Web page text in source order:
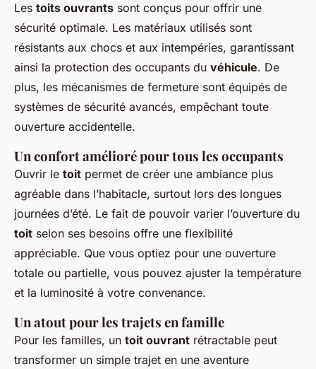
Les toits ouvrants sont conçus pour offrir une
sécurité optimale. Les matériaux utilisés sont
résistants aux chocs et aux intempéries, garantissant
ainsi la protection des occupants du véhicule. De
plus, les mécanismes de fermeture sont équipés de
systèmes de sécurité avancés, empêchant toute
ouverture accidentelle.
Un confort amélioré pour tous les occupants
Ouvrir le toit permet de créer une ambiance plus
agréable dans l’habitacle, surtout lors des longues
journées d’été. Le fait de pouvoir varier l’ouverture du
toit selon ses besoins offre une flexibilité
appréciable. Que vous optiez pour une ouverture
totale ou partielle, vous pouvez ajuster la température
et la luminosité à votre convenance.
Un atout pour les trajets en famille
Pour les familles, un toit ouvrant rétractable peut
transformer un simple trajet en une aventure